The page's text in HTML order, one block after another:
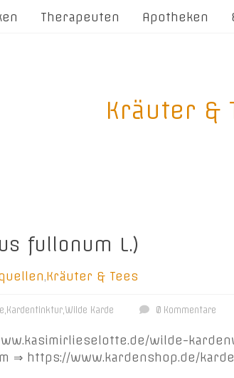
Therapeuten Apotheken
Kräuter &
fullonum L.)
,Kräuter & Tees
, Kardentinktur,Wilde Karde 0 Kommentare
wilde-
⇒ https://www.kardenshop.de/